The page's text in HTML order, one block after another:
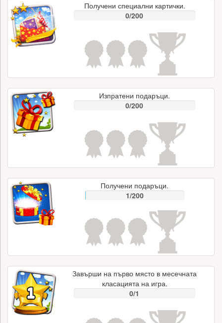
Получени специални картички.
0/200
Изпратени подаръци.
0/200
Получени подаръци.
1/200
Завърши на първо място в месечната
класацията на игра.
0/1